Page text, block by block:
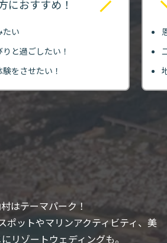
はテーマパーク！
ポットやマリンアクティビティ、美
リゾートウェディングも。
におすすめ！
たい
と過ごしたい！
をさせたい！